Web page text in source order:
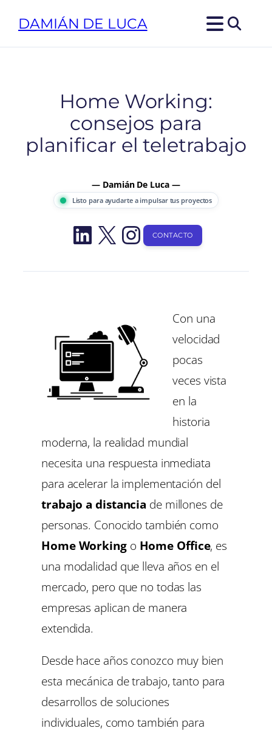
DAMIÁN DE LUCA
Home Working:
consejos para
planificar el teletrabajo
— Damián De Luca —
Listo para ayudarte a impulsar tus proyectos
LinkedIn
X Instagram
CONTACTO
Con una
velocidad
pocas
veces vista
en la
historia
moderna, la realidad mundial
necesita una respuesta inmediata
para acelerar la implementación del
trabajo a distancia de millones de
personas. Conocido también como
Home Workingo Home Office, es
una modalidad que lleva años en el
mercado, pero que no todas las
empresas aplican de manera
extendida.
Desde hace años conozco muy bien
esta mecánica de trabajo, tanto para
desarrollos de soluciones
individuales, como también para